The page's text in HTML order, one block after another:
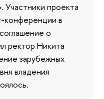
проекта
конференции в
о
ректор Никита
зарубежных
владения